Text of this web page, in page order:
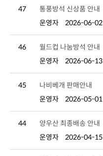
47
통풍방석 신상품 안내
운영자
2026-06-02
46
월드컵 나눔방석 안내
운영자
2026-06-13
45
나비베개 판매안내
운영자
2026-05-01
44
양우산 최종배송 안내
운영자
2026-04-15